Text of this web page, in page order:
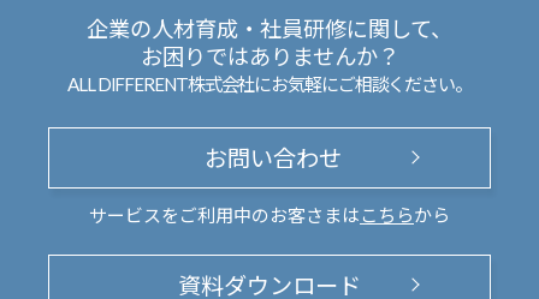
企業の人材育成・社員研修に関して、
お困りではありませんか？
ALL DIFFERENT株式会社にお気軽にご相談ください。
お問い合わせ
サービスをご利用中のお客さまは こちらから
資料ダウンロード